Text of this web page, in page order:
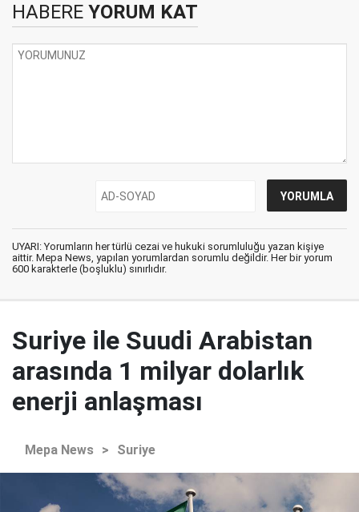
HABERE YORUM KAT
UYARI: Yorumların her türlü cezai ve hukuki sorumluluğu yazan kişiye
aittir. Mepa News, yapılan yorumlardan sorumlu değildir. Her bir yorum
600 karakterle (boşluklu) sınırlıdır.
Suriye ile Suudi Arabistan
arasında 1 milyar dolarlık
enerji anlaşması
Mepa News > Suriye